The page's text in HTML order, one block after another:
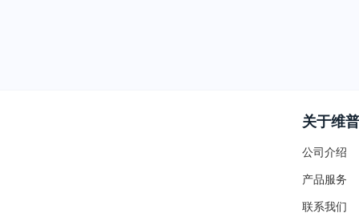
关于维普
公司介绍
产品服务
联系我们